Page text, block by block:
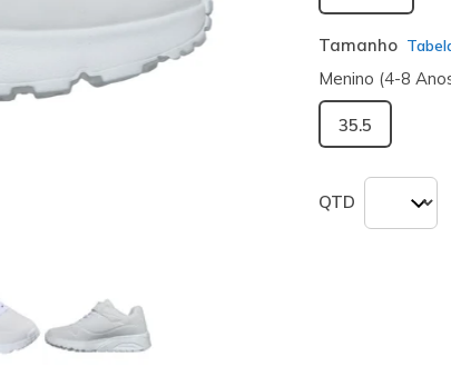
Tamanho
Menino (4-8
35.5
QTD